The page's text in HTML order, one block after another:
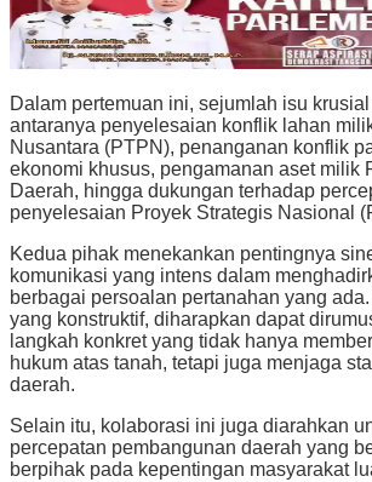
Dalam pertemuan ini, sejumlah isu
antaranya penyelesaian konflik lahan
Nusantara (PTPN), penanganan konflik
ekonomi khusus, pengamanan aset milik
Daerah, hingga dukungan terhadap
penyelesaian Proyek Strategis Nasional
Kedua pihak menekankan pentingnya
komunikasi yang intens dalam
berbagai persoalan pertanahan yang
yang konstruktif, diharapkan dapat
langkah konkret yang tidak hanya
hukum atas tanah, tetapi juga menjaga
daerah.
Selain itu, kolaborasi ini juga diarahkan
percepatan pembangunan daerah yang
berpihak pada kepentingan masyarakat